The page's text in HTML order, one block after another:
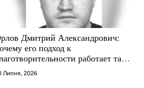
Дмитрий Александрович:
его подход к
работает там,
другие не выдерживают
Липня, 2026